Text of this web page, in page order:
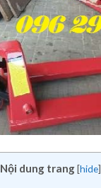
Nội dung trang [hide]